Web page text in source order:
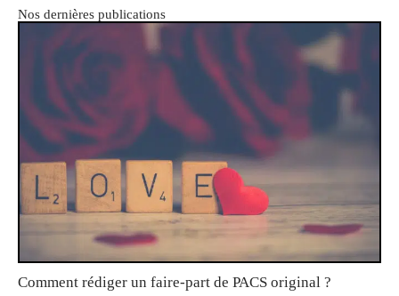
Nos dernières publications
Comment rédiger un faire-part de PACS original ?